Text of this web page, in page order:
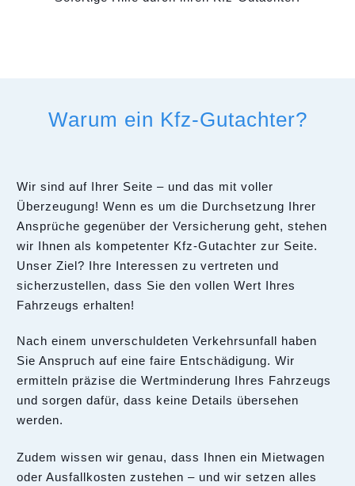
Warum ein Kfz-Gutachter?
Wir sind auf Ihrer Seite – und das mit voller
Überzeugung! Wenn es um die Durchsetzung Ihrer
Ansprüche gegenüber der Versicherung geht, stehen
wir Ihnen als kompetenter Kfz-Gutachter zur Seite.
Unser Ziel? Ihre Interessen zu vertreten und
sicherzustellen, dass Sie den vollen Wert Ihres
Fahrzeugs erhalten!
Nach einem unverschuldeten Verkehrsunfall haben
Sie Anspruch auf eine faire Entschädigung. Wir
ermitteln präzise die Wertminderung Ihres Fahrzeugs
und sorgen dafür, dass keine Details übersehen
werden.
Zudem wissen wir genau, dass Ihnen ein Mietwagen
oder Ausfallkosten zustehen – und wir setzen alles